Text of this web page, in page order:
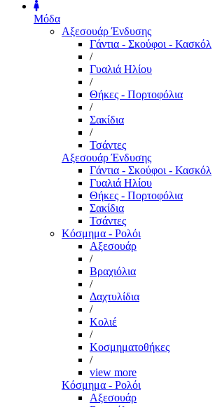
Μόδα
Αξεσουάρ Ένδυσης
Γάντια - Σκούφοι - Κασκόλ
/
Γυαλιά Ηλίου
/
Θήκες - Πορτοφόλια
/
Σακίδια
/
Τσάντες
Αξεσουάρ Ένδυσης
Γάντια - Σκούφοι - Κασκόλ
Γυαλιά Ηλίου
Θήκες - Πορτοφόλια
Σακίδια
Τσάντες
Κόσμημα - Ρολόι
Αξεσουάρ
/
Βραχιόλια
/
Δαχτυλίδια
/
Κολιέ
/
Κοσμηματοθήκες
/
view more
Κόσμημα - Ρολόι
Αξεσουάρ